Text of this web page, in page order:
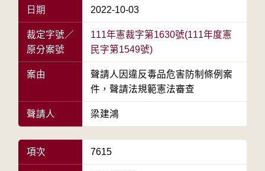
日期 2022-10-03
裁定字號／
原分案號
111年憲裁字第1630號(111年度憲
民字第1549號)
案由
聲請人因違反毒品危害防制條例案
件，聲請法規範憲法審查
聲請人 梁建鴻
項次 7615